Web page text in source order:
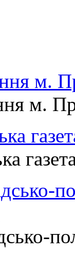
м.